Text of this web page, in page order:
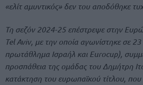
«ελίτ αμυντικός» δεν του αποδόθηκε
Τη σεζόν 2024-25 επέστρεψε στην
Tel Aviv, με την οποία αγωνίστηκε σε
πρωτάθλημα Ισραήλ και Eurocup),
προσπάθεια της ομάδας του Δημήτρη
κατάκτηση του ευρωπαϊκού τίτλου, που